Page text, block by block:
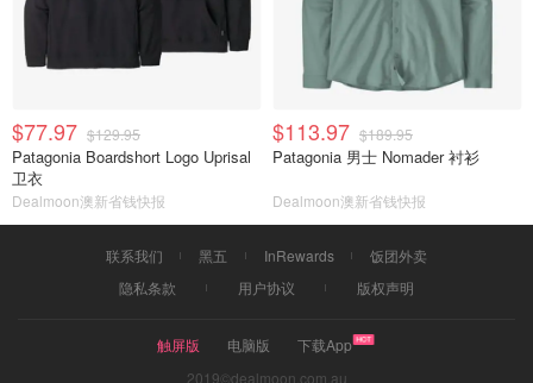
$77.97 $129.95
Patagonia Boardshort Logo Uprisal
卫衣
Dealmoon澳新省钱快报
$113.97 $189.95
Patagonia 男士 Nomader 衬衫
Dealmoon澳新省钱快报
联系我们 黑五 InRewards
饭团外卖
隐私条款
用户协议 版权声明
触屏版 电脑版
下载App
2019©dealmoon.com.au